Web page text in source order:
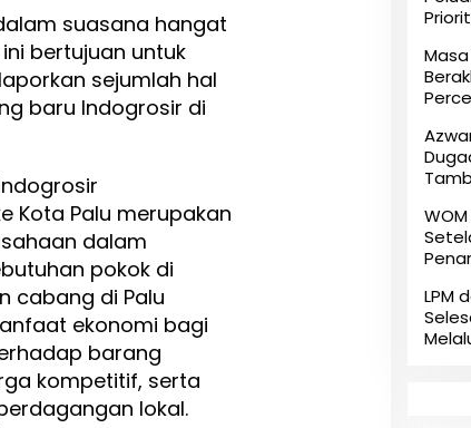
suasana hangat
bertujuan untuk
sejumlah hal
baru Indogrosir di
Kota Palu merupakan
dalam
pokok di
cabang di Palu
ekonomi bagi
barang
kompetitif, serta
lokal.
LPM